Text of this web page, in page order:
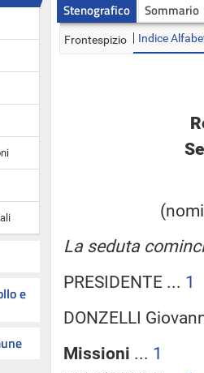
e
Stenografico Sommario
Frontespizio Indice
La seduta
PRESIDENTE ... 1
DONZELLI
Missioni ... 1